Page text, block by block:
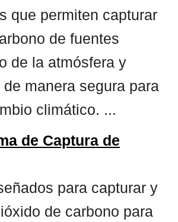
que permiten capturar
de fuentes
de la atmósfera y
manera segura para
climático. ...
de Captura de
para capturar y
de carbono para